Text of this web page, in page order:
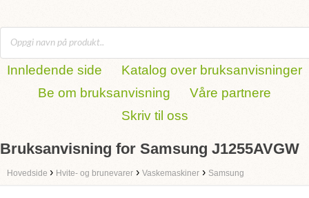
Innledende side
Katalog over bruksanvisninger
Be om bruksanvisning
Våre partnere
Skriv til oss
Bruksanvisning for Samsung J1255AVGW
Hovedside › Hvite- og brunevarer › Vaskemaskiner › Samsung